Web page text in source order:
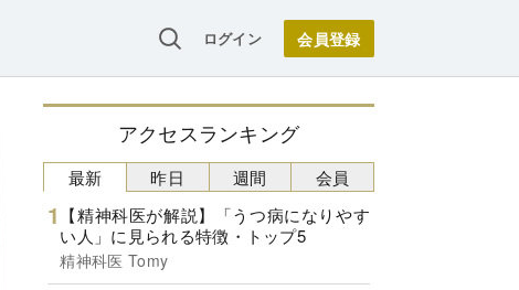
ログイン
アクセスランキング
最新
【精神科医が解説】「うつ病になりやす
い人」に見られる特徴・トップ5
精神科医 Tomy
昨日 週間 会員